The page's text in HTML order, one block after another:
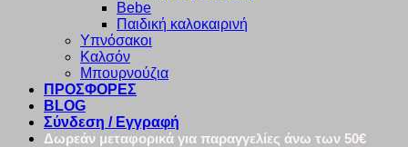
Bebe
Παιδική καλοκαιρινή
Υπνόσακοι
Καλσόν
Μπουρνούζια
ΠΡΟΣΦΟΡΕΣ
BLOG
Σύνδεση / Εγγραφή
Δωρεάν μεταφορικά για παραγγελίες άνω των 50€